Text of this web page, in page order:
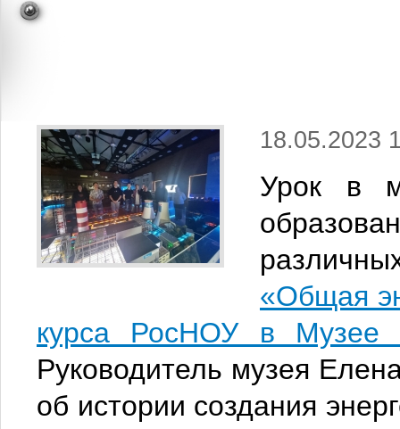
18.05.2023
Урок в
«Общая
курса РосНОУ в Музее
Руководитель музея
об истории создания